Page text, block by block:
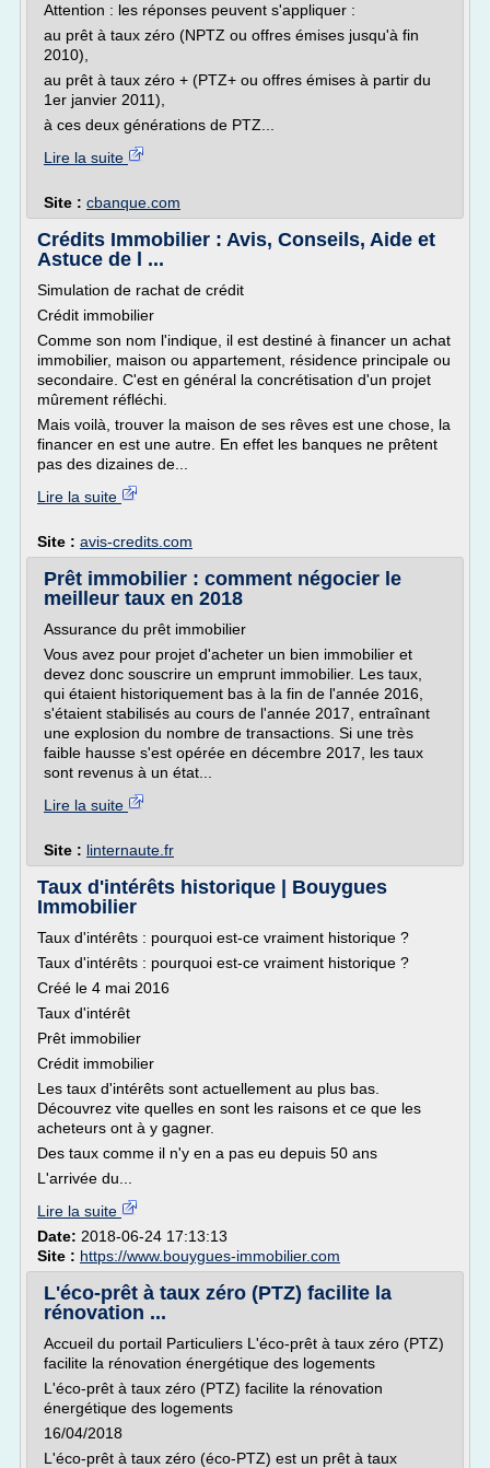
Attention : les réponses peuvent s'appliquer :
au prêt à taux zéro (NPTZ ou offres émises jusqu'à fin
2010),
au prêt à taux zéro + (PTZ+ ou offres émises à partir du
1er janvier 2011),
à ces deux générations de PTZ...
Lire la suite
Site : cbanque.com
Crédits Immobilier : Avis, Conseils, Aide et
Astuce de l ...
Simulation de rachat de crédit
Crédit immobilier
Comme son nom l'indique, il est destiné à financer un achat
immobilier, maison ou appartement, résidence principale ou
secondaire. C'est en général la concrétisation d'un projet
mûrement réfléchi.
Mais voilà, trouver la maison de ses rêves est une chose, la
financer en est une autre. En effet les banques ne prêtent
pas des dizaines de...
Lire la suite
Site : avis-credits.com
Prêt immobilier : comment négocier le
meilleur taux en 2018
Assurance du prêt immobilier
Vous avez pour projet d'acheter un bien immobilier et
devez donc souscrire un emprunt immobilier. Les taux,
qui étaient historiquement bas à la fin de l'année 2016,
s'étaient stabilisés au cours de l'année 2017, entraînant
une explosion du nombre de transactions. Si une très
faible hausse s'est opérée en décembre 2017, les taux
sont revenus à un état...
Lire la suite
Site : linternaute.fr
Taux d'intérêts historique | Bouygues
Immobilier
Taux d'intérêts : pourquoi est-ce vraiment historique ?
Taux d'intérêts : pourquoi est-ce vraiment historique ?
Créé le 4 mai 2016
Taux d'intérêt
Prêt immobilier
Crédit immobilier
Les taux d'intérêts sont actuellement au plus bas.
Découvrez vite quelles en sont les raisons et ce que les
acheteurs ont à y gagner.
Des taux comme il n'y en a pas eu depuis 50 ans
L'arrivée du...
Lire la suite
Date: 2018-06-24 17:13:13
Site : https://www.bouygues-immobilier.com
L'éco-prêt à taux zéro (PTZ) facilite la
rénovation ...
Accueil du portail Particuliers L'éco-prêt à taux zéro (PTZ)
facilite la rénovation énergétique des logements
L'éco-prêt à taux zéro (PTZ) facilite la rénovation
énergétique des logements
16/04/2018
L'éco-prêt à taux zéro (éco-PTZ) est un prêt à taux